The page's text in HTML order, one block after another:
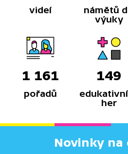
videí
námětů
výuky
1 161
pořadů
149
her
Novinky na